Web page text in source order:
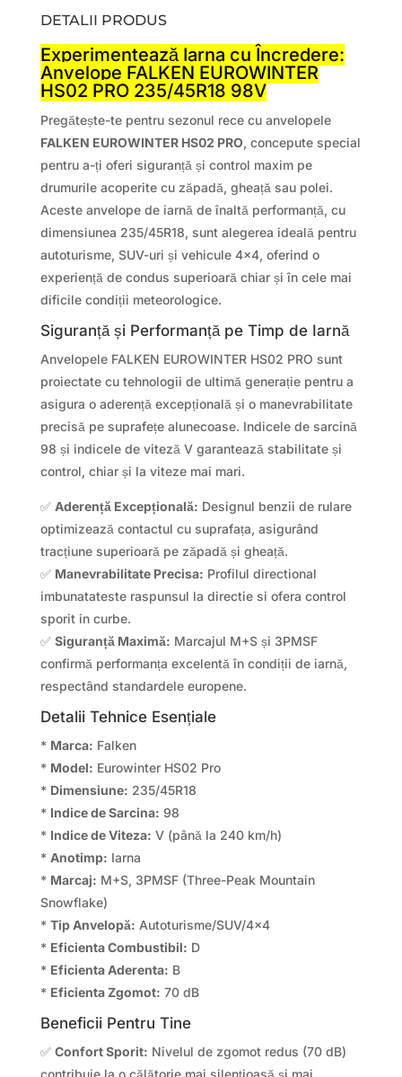
DETALII PRODUS
Experimentează Iarna cu Încredere:
Anvelope FALKEN EUROWINTER
HS02 PRO 235/45R18 98V
Pregătește-te pentru sezonul rece cu anvelopele
FALKEN EUROWINTER HS02 PRO, concepute special
pentru a-ți oferi siguranță și control maxim pe
drumurile acoperite cu zăpadă, gheață sau polei.
Aceste anvelope de iarnă de înaltă performanță, cu
dimensiunea 235/45R18, sunt alegerea ideală pentru
autoturisme, SUV-uri și vehicule 4×4, oferind o
experiență de condus superioară chiar și în cele mai
dificile condiții meteorologice.
Siguranță și Performanță pe Timp de Iarnă
Anvelopele FALKEN EUROWINTER HS02 PRO sunt
proiectate cu tehnologii de ultimă generație pentru a
asigura o aderență excepțională și o manevrabilitate
precisă pe suprafețe alunecoase. Indicele de sarcină
98 și indicele de viteză V garantează stabilitate și
control, chiar și la viteze mai mari.
✅ Aderență Excepțională: Designul benzii de rulare
optimizează contactul cu suprafața, asigurând
tracțiune superioară pe zăpadă și gheață.
✅ Manevrabilitate Precisa: Profilul directional
imbunatateste raspunsul la directie si ofera control
sporit in curbe.
✅ Siguranță Maximă: Marcajul M+S și 3PMSF
confirmă performanța excelentă în condiții de iarnă,
respectând standardele europene.
Detalii Tehnice Esențiale
* Marca: Falken
* Model: Eurowinter HS02 Pro
* Dimensiune: 235/45R18
* Indice de Sarcina: 98
* Indice de Viteza: V (până la 240 km/h)
* Anotimp: Iarna
* Marcaj: M+S, 3PMSF (Three-Peak Mountain
Snowflake)
* Tip Anvelopă: Autoturisme/SUV/4×4
* Eficienta Combustibil: D
* Eficienta Aderenta: B
* Eficienta Zgomot: 70 dB
Beneficii Pentru Tine
✅ Confort Sporit: Nivelul de zgomot redus (70 dB)